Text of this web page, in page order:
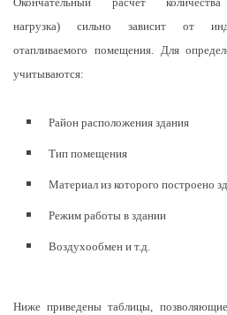
нагрузка) сильно зависит от
отапливаемого помещения. Для
учитываются:
Район расположения здания
Тип помещения
Материал из которого построено
Режим работы в здании
Воздухообмен и т.д.
Ниже приведены таблицы, позволяющие